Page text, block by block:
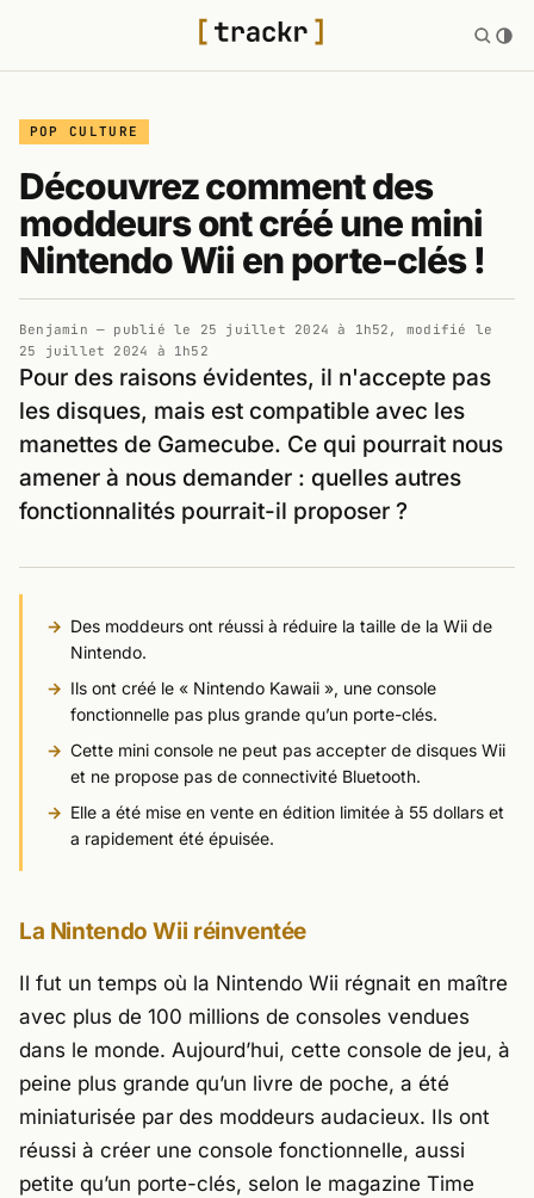
POP CULTURE
Découvrez comment des
moddeurs ont créé une mini
Nintendo Wii en porte-clés !
Benjamin — publié le 25 juillet 2024 à 1h52 , modifié le
25 juillet 2024 à 1h52
Pour des raisons évidentes, il n'accepte pas
les disques, mais est compatible avec les
manettes de Gamecube. Ce qui pourrait nous
amener à nous demander : quelles autres
fonctionnalités pourrait-il proposer ?
Des moddeurs ont réussi à réduire la taille de la Wii de
Nintendo.
Ils ont créé le « Nintendo Kawaii », une console
fonctionnelle pas plus grande qu’un porte-clés.
Cette mini console ne peut pas accepter de disques Wii
et ne propose pas de connectivité Bluetooth.
Elle a été mise en vente en édition limitée à 55 dollars et
a rapidement été épuisée.
La Nintendo Wii réinventée
Il fut un temps où la Nintendo Wii régnait en maître
avec plus de 100 millions de consoles vendues
dans le monde. Aujourd’hui, cette console de jeu, à
peine plus grande qu’un livre de poche, a été
miniaturisée par des moddeurs audacieux. Ils ont
réussi à créer une console fonctionnelle, aussi
petite qu’un porte-clés, selon le magazine Time